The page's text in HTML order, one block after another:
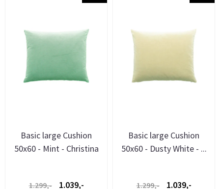
Basic large Cushion
50x60 - Mint - Christina
1.299,- 1.039,-
Basic large Cushion
50x60 - Dusty White - ...
1.299,- 1.039,-